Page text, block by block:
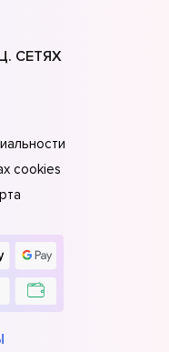
СЕТЯХ
cookies